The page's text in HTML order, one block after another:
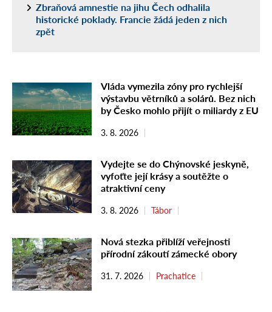
Zbraňová amnestie na jihu Čech odhalila
historické poklady. Francie žádá jeden z nich
zpět
Vláda vymezila zóny pro rychlejší
výstavbu větrníků a solárů. Bez nich
by Česko mohlo přijít o miliardy z EU
3. 8. 2026
Vydejte se do Chýnovské jeskyně,
vyfoťte její krásy a soutěžte o
atraktivní ceny
3. 8. 2026 Tábor
Nová stezka přiblíží veřejnosti
přírodní zákoutí zámecké obory
31. 7. 2026 Prachatice